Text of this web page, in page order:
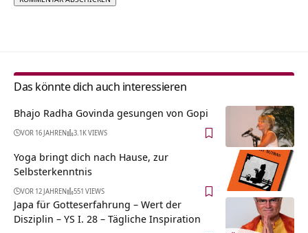
Das könnte dich auch interessieren
Bhajo Radha Govinda gesungen von Gopi
VOR 16 JAHREN 3.1K VIEWS
Yoga bringt dich nach Hause, zur
Selbsterkenntnis
VOR 12 JAHREN 551 VIEWS
Japa für Gotteserfahrung – Wert der
Disziplin – YS I. 28 – Tägliche Inspiration